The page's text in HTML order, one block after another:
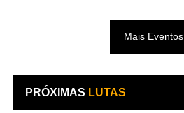
Mais Eventos
PRÓXIMAS LUTAS